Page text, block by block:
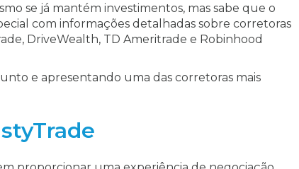
se já mantém investimentos, mas sabe que o
com informações detalhadas sobre corretoras
DriveWealth, TD Ameritrade e Robinhood
e apresentando uma das corretoras mais